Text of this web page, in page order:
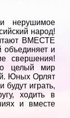
нерушимое
народ!
ВМЕСТЕ
и
свершения!
целый мир
Юных Орлят
будут играть,
ходить в
и вместе